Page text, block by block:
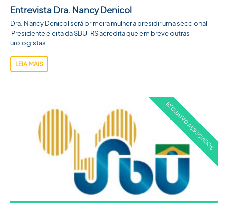
Entrevista Dra. Nancy Denicol
Dra. Nancy Denicol será primeira mulher a presidir uma seccional
Presidente eleita da SBU-RS acredita que em breve outras
urologistas...
LEIA MAIS